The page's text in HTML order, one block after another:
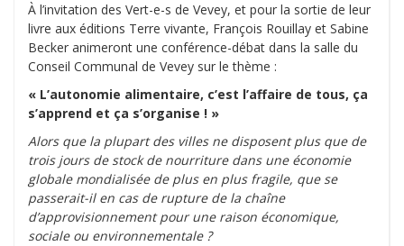
À l’invitation des Vert-e-s de Vevey, et pour la sortie de leur
livre aux éditions Terre vivante, François Rouillay et Sabine
Becker animeront une conférence-débat dans la salle du
Conseil Communal de Vevey sur le thème :
« L’autonomie alimentaire, c’est l’affaire de tous, ça
s’apprend et ça s’organise ! »
Alors que la plupart des villes ne disposent plus que de
trois jours de stock de nourriture dans une économie
globale mondialisée de plus en plus fragile, que se
passerait-il en cas de rupture de la chaîne
d’approvisionnement pour une raison économique,
sociale ou environnementale ?